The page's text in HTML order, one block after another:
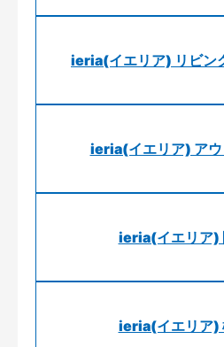
ieria(イエリア) リビン
ieria(イエリア) ア
ieria(イエリア)
ieria(イエリア)